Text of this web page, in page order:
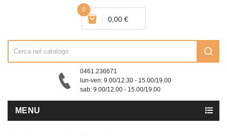
0
0,00 €
0461.236671
lun-ven: 9.00/12.30 - 15.00/19.00
sab: 9.00/12.00 - 15.00/19.00
MENU